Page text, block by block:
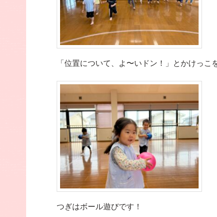
「位置について、よ〜いドン！」とかけっこ
つぎはボール遊びです！